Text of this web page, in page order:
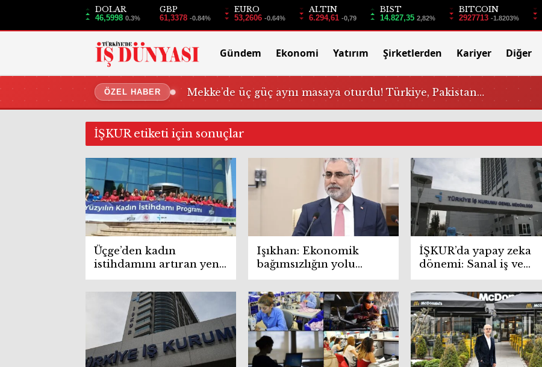
DOLAR
46,5998 0.3%
GBP
61,3378 -0.84%
EURO
53,2606 -0.64%
ALTIN
6.294,61 -0,79
BIST
14.827,35 2,82%
BITCOIN
2927713 -1.8203%
Gündem Ekonomi Yatırım Şirketlerden Kariyer Diğer
ÖZEL HABER Mekke’de üç güç aynı masaya oturdu! Türkiye, Pakistan…
İŞKUR etiketi için sonuçlar
Üçge’den kadın
istihdamını artıran yeni
proje
Işıkhan: Ekonomik
bağımsızlığın yolu
üretim, yatırım ve
ihracattan geçiyor
İŞKUR’da yapay zeka
dönemi: Sanal iş ve
meslek danışmanı
geliyor